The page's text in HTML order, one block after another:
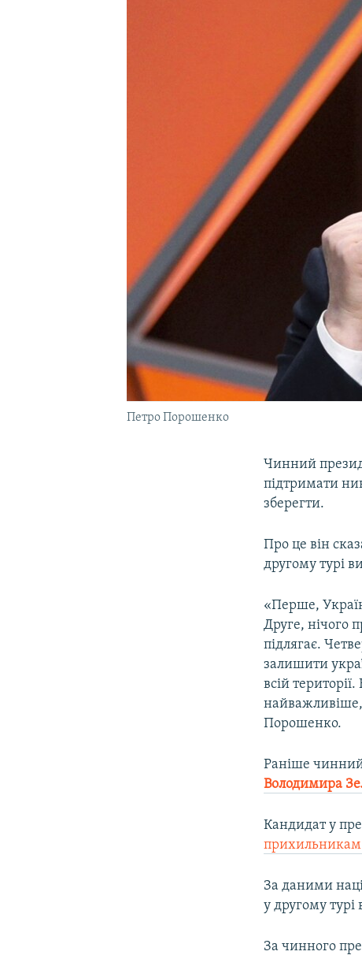
Петро Порошенко
Чинний
підтримати
зберегти.
Про це він
другому турі
«Перше,
Друге, нічого
підлягає.
залишити
всій
найважливіше,
Порошенко.
Раніше
Володимира
Кандидат у
прихильникам
За даними
у другому турі
За чинного